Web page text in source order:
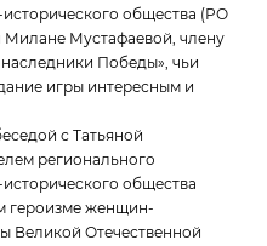
общества (РО
Мустафаевой, члену
Победы», чьи
игры интересным и
с Татьяной
регионального
общества
героизме женщин-
Великой Отечественной